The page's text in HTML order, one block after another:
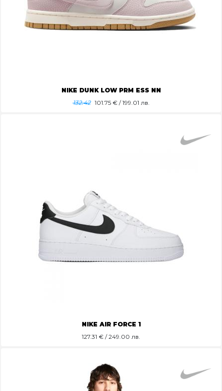
NIKE DUNK LOW PRM ESS NN
132.42 101.75€ / 199.01 лв.
NIKE AIR FORCE 1
127.31 € / 249.00 лв.